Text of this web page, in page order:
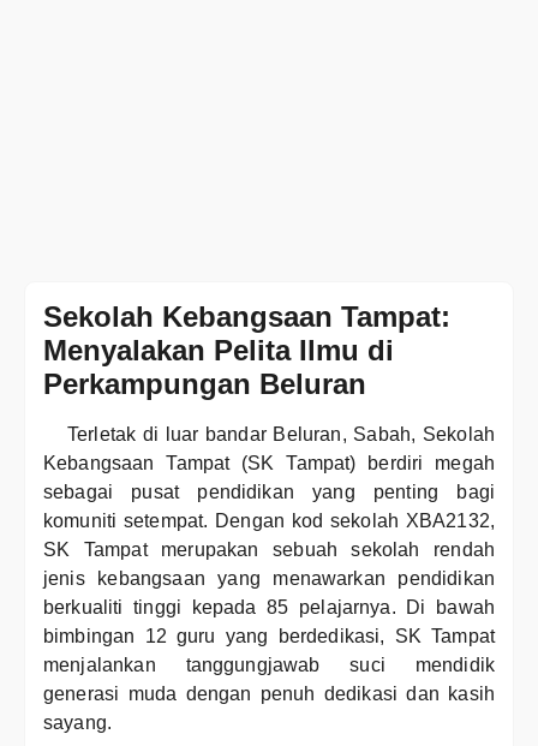
Sekolah Kebangsaan Tampat:
Menyalakan Pelita Ilmu di
Perkampungan Beluran
Terletak di luar bandar Beluran, Sabah, Sekolah
Kebangsaan Tampat (SK Tampat) berdiri megah
sebagai pusat pendidikan yang penting bagi
komuniti setempat. Dengan kod sekolah XBA2132,
SK Tampat merupakan sebuah sekolah rendah
jenis kebangsaan yang menawarkan pendidikan
berkualiti tinggi kepada 85 pelajarnya. Di bawah
bimbingan 12 guru yang berdedikasi, SK Tampat
menjalankan tanggungjawab suci mendidik
generasi muda dengan penuh dedikasi dan kasih
sayang.